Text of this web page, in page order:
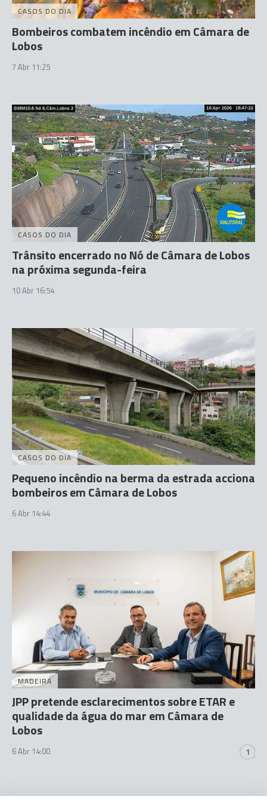
CASOS DO DIA
Bombeiros combatem incêndio em Câmara de
Lobos
7 Abr 11:25
CASOS DO DIA
Trânsito encerrado no Nó de Câmara de Lobos
na próxima segunda-feira
10 Abr 16:54
CASOS DO DIA
Pequeno incêndio na berma da estrada acciona
bombeiros em Câmara de Lobos
6 Abr 14:44
MADEIRA
JPP pretende esclarecimentos sobre ETAR e
qualidade da água do mar em Câmara de
Lobos
6 Abr 14:00 1